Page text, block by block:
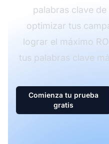
palabras clave
optimizar tus
lograr el máximo
tus palabras clave
Comienza tu prueba
gratis